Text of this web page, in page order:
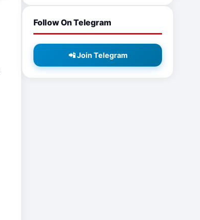
Follow On Telegram
📲 Join Telegram